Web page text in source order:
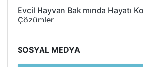
Evcil Hayvan Bakımında Hayatı
Çözümler
SOSYAL MEDYA